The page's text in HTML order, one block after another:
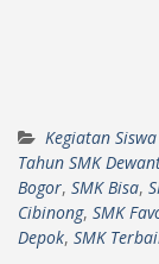
Kegiatan Siswa
Tahun SMK
Bogor, SMK Bisa,
Cibinong, SMK
Depok, SMK